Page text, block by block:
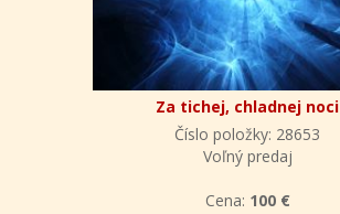
Za tichej, chladnej noci
Číslo položky: 28653
Voľný predaj
Cena: 100 €